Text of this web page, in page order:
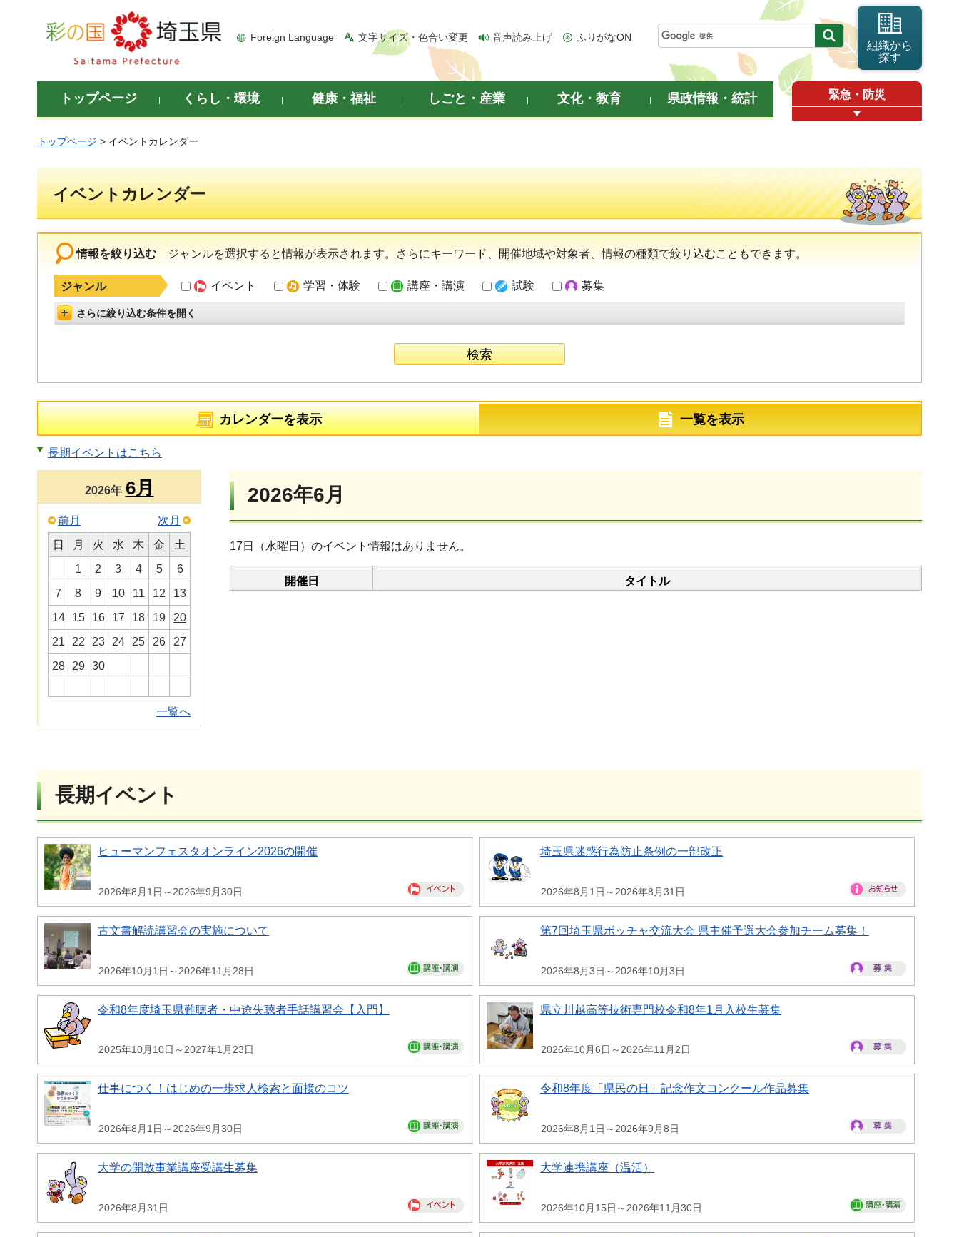
彩の国 埼玉県
Foreign Language 文字サイズ・色合い変更 音声読み上げ ふりがなON
組織から
探す
トップページ くらし・環境 健康・福祉 しごと・産業 文化・教育 県政情報・統計 緊急・防災
トップページ > イベントカレンダー
イベントカレンダー
情報を絞り込む ジャンルを選択すると情報が表示されます。さらにキーワード、開催地域や対象者、情報の種類で絞り込むこともできます。
ジャンル イベント 学習・体験 講座・講演 試験 募集
詳細設定を開く
さらに絞り込む条件を開く
カレンダーを表示 一覧を表示
長期イベントはこちら
2026年 6月
前月
次月
日
月 火 水 木 金
土
1
2 3 4 5
6
7
8 9 10 11 12
13
14
15 16 17 18 19
20
21
22 23 24 25 26
27
28
29 30
一覧へ
2026年6月
17日（水曜日）のイベント情報はありません。
開催日 タイトル
長期イベント
ヒューマンフェスタオンライン2026の開催
2026年8月1日～2026年9月30日
埼玉県迷惑行為防止条例の一部改正
2026年8月1日～2026年8月31日
古文書解読講習会の実施について
2026年10月1日～2026年11月28日
第7回埼玉県ボッチャ交流大会 県主催予選大会参加チーム募集！
2026年8月3日～2026年10月3日
令和8年度埼玉県難聴者・中途失聴者手話講習会【入門】
2025年10月10日～2027年1月23日
県立川越高等技術専門校令和8年1月入校生募集
2026年10月6日～2026年11月2日
仕事につく！はじめの一歩求人検索と面接のコツ
2026年8月1日～2026年9月30日
令和8年度「県民の日」記念作文コンクール作品募集
2026年8月1日～2026年9月8日
大学の開放事業講座受講生募集
2026年8月31日
大学連携講座（温活）
2026年10月15日～2026年11月30日